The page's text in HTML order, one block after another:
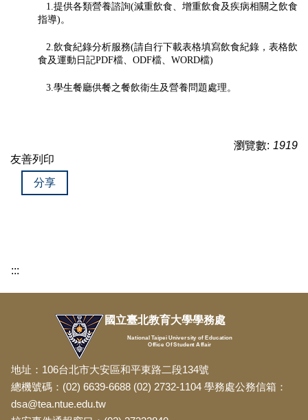
1.提供各類營養諮詢(減重飲食、增重飲食及疾病相關之飲食
指導)。
2.飲食紀錄分析服務(請自行下載表格填寫飲食紀錄，表格飲
食及運動日記PDF檔
ODF檔 WORD檔)
3.學生餐廳供餐之餐飲衛生及營養問題處理。
瀏覽數: 1919
友善列印
分享
:::
國立臺北教育大學學務處
National Taipei University of Education
Office Of Student Affair
地址：106台北市大安區和平東路二段134號
總機號碼：(02) 6639-6688 (02) 2732-1104 學務處公務信箱：
dsa@tea.ntue.edu.tw